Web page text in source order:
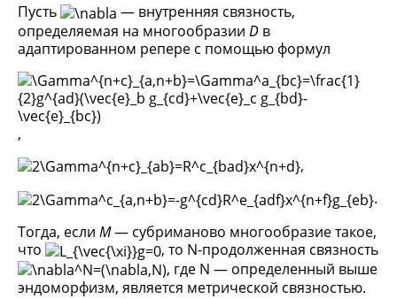
Пусть
— внутренняя связность,
определяемая на многообразии D в
адаптированном репере с помощью формул
,
,
.
Тогда, если M— субриманово многообразие такое,
что
, то N-продолженная связность
, где N — определенный выше
эндоморфизм, является метрической связностью.